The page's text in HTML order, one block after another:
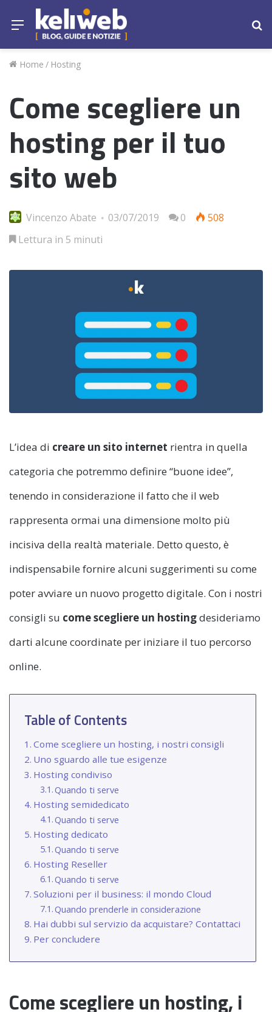
Menu
Home / Hosting
Come scegliere un
hosting per il tuo
sito web
Vincenzo Abate 03/07/2019 0
508
Lettura in 5 minuti
L’idea di creare un sito internet rientra in quella
categoria che potremmo definire “buone idee”,
tenendo in considerazione il fatto che il web
rappresenta ormai una dimensione molto più
incisiva della realtà materiale. Detto questo, è
indispensabile fornire alcuni suggerimenti su come
poter avviare un nuovo progetto digitale. Con i nostri
consigli su come scegliere un hostingdesideriamo
darti alcune coordinate per iniziare il tuo percorso
online.
Table of Contents
Come scegliere un hosting, i nostri consigli
Uno sguardo alle tue esigenze
Hosting condiviso
Quando ti serve
Hosting semidedicato
Quando ti serve
Hosting dedicato
Quando ti serve
Hosting Reseller
Quando ti serve
Soluzioni per il business: il mondo Cloud
Quando prenderle in considerazione
Hai dubbi sul servizio da acquistare? Contattaci
Per concludere
Come scegliere un hosting, i